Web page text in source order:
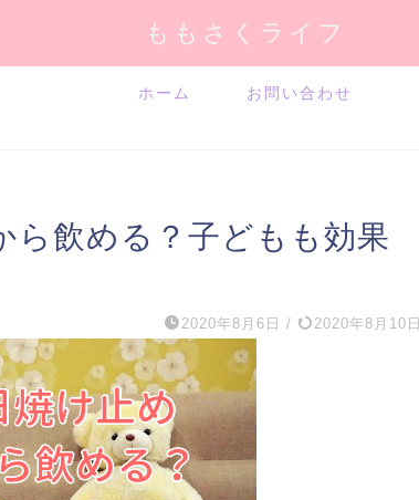
ももさくライフ
ホーム お問い合わせ
ら飲める？子どもも効果
2020年8月6日 / 2020年8月10日